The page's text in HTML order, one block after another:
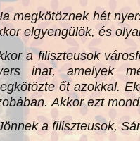
megkötöznek hét
elgyengülök, és
a filiszteusok
inat, amelyek
őt azokkal.
Akkor ezt
a filiszteusok,